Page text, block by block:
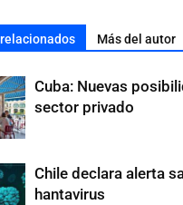
Más del autor
Cuba: Nuevas
sector privado
Chile declara alerta
hantavirus